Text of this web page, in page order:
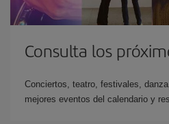
Consulta los
Conciertos, teatro, festivales,
mejores eventos del calendario y